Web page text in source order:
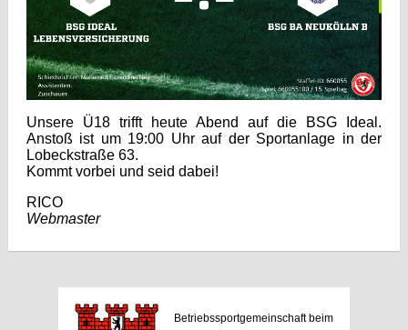
Unsere Ü18 trifft heute Abend auf die BSG Ideal.
Anstoß ist um 19:00 Uhr auf der Sportanlage in der
Lobeckstraße 63.
Kommt vorbei und seid dabei!
RICO
Webmaster